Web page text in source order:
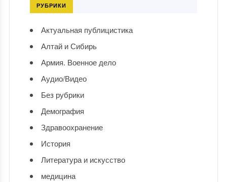
РУБРИКИ
Актуальная публицистика
Алтай и Сибирь
Армия. Военное дело
Аудио/Видео
Без рубрики
Демография
Здравоохранение
История
Литература и искусство
медицина